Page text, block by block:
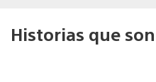
Historias que